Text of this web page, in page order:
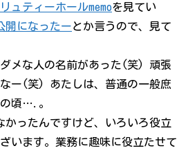
ュティーホールmemoを見てい
開になったーとか言うので、見て
メな人の名前があった(笑) 頑張
ー(笑) あたしは、普通の一般庶
頃….。
かったんですけど、いろいろ役立
います。業務に趣味に役立たせて